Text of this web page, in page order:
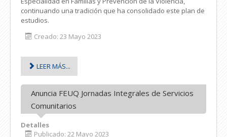
continuando una tradición que ha consolidado este plan de
estudios.
Creado: 23 Mayo 2023
LEER MÁS...
Anuncia FEUQ Jornadas Integrales de Servicios
Comunitarios
Detalles
Publicado: 22 Mayo 2023